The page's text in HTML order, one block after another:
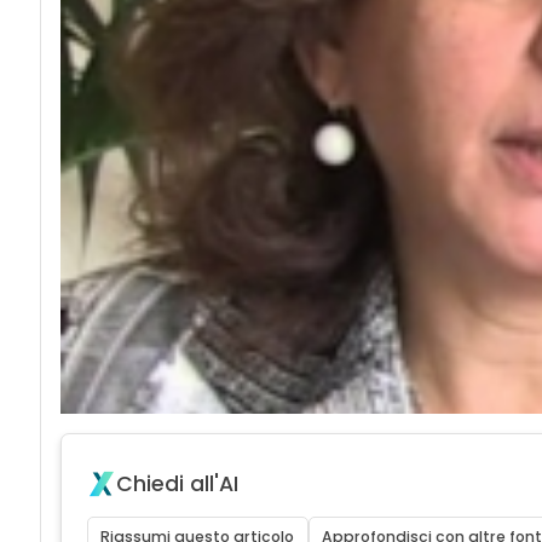
Chiedi all'AI
Riassumi questo articolo Approfondisci con altre